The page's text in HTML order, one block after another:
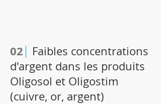
02 Faibles concentrations
d'argent dans les produits
Oligosol et Oligostim
(cuivre, or, argent)